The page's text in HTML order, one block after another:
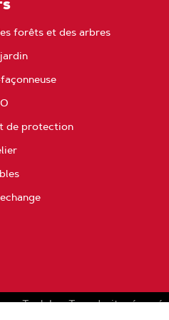
forêts et des arbres
de protection
Tool, Inc. Tous droits réservés